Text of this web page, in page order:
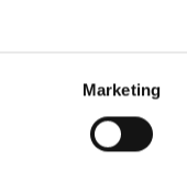
Marketing
RIMINI: